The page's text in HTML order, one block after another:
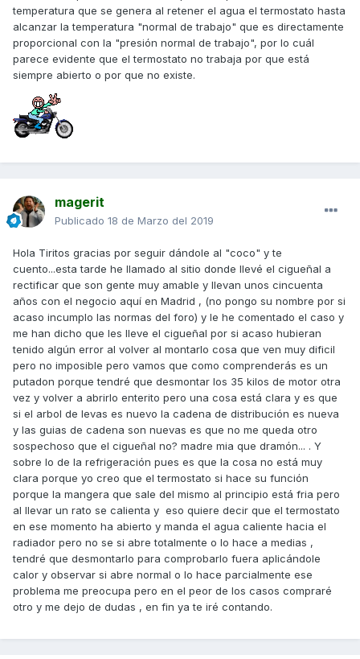
faltando ,no me importa el curro que me estoy llevando
porque me gusta hacerlo pero claro uno quiere siempre ver
recompensa a su trabajo.
temperatura que se genera al retener el agua el termostato hasta
alcanzar la temperatura "normal de trabajo" que es directamente
proporcional con la "presión normal de trabajo", por lo cuál
parece evidente que el termostato no trabaja por que está
siempre abierto o por que no existe.
magerit
Publicado 18 de Marzo del 2019
Hola Tiritos gracias por seguir dándole al "coco" y te
cuento...esta tarde he llamado al sitio donde llevé el cigueñal a
rectificar que son gente muy amable y llevan unos cincuenta
años con el negocio aquí en Madrid , (no pongo su nombre por si
acaso incumplo las normas del foro) y le he comentado el caso y
me han dicho que les lleve el cigueñal por si acaso hubieran
tenido algún error al volver al montarlo cosa que ven muy dificil
pero no imposible pero vamos que como comprenderás es un
putadon porque tendré que desmontar los 35 kilos de motor otra
vez y volver a abrirlo enterito pero una cosa está clara y es que
si el arbol de levas es nuevo la cadena de distribución es nueva
y las guias de cadena son nuevas es que no me queda otro
sospechoso que el cigueñal no? madre mia que dramón... . Y
sobre lo de la refrigeración pues es que la cosa no está muy
clara porque yo creo que el termostato si hace su función
porque la mangera que sale del mismo al principio está fria pero
al llevar un rato se calienta y eso quiere decir que el termostato
en ese momento ha abierto y manda el agua caliente hacia el
radiador pero no se si abre totalmente o lo hace a medias ,
tendré que desmontarlo para comprobarlo fuera aplicándole
calor y observar si abre normal o lo hace parcialmente ese
problema me preocupa pero en el peor de los casos compraré
otro y me dejo de dudas , en fin ya te iré contando.